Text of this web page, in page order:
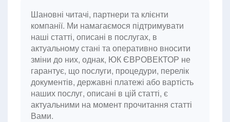
Шановні читачі, партнери та клієнти
компанії. Ми намагаємося підтримувати
наші статті, описані в послугах, в
актуальному стані та оперативно вносити
зміни до них, однак, ЮК ЄВРОВЕКТОР не
гарантує, що послуги, процедури, перелік
документів, державні платежі або вартість
наших послуг, описані в цій статті, є
актуальними на момент прочитання статті
Вами.